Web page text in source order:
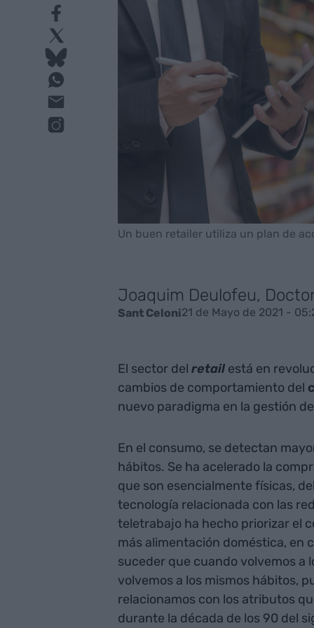
Un buen retailer utiliza un plan de
Joaquim Deulofeu,
Sant Celoni21 de Mayo de 2021 -
El sector del retailestá en
cambios de comportamiento del
nuevo paradigma en la gestión
En el consumo, se detectan
hábitos. Se ha acelerado la
que son esencialmente físicas,
tecnología relacionada con las
teletrabajo ha hecho priorizar el
más alimentación doméstica, en
suceder que cuando volvemos a
volvemos a los mismos hábitos,
relacionamos con los atributos
durante la década de los 90 del